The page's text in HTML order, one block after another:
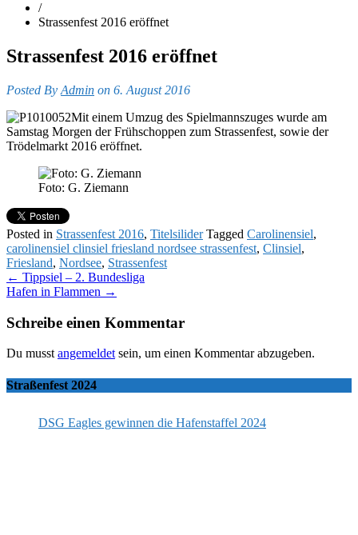
/
Strassenfest 2016 eröffnet
Strassenfest 2016 eröffnet
Posted By Admin on 6. August 2016
Mit einem Umzug des Spielmannszuges wurde am
Samstag Morgen der Frühschoppen zum Strassenfest, sowie der
Trödelmarkt 2016 eröffnet.
Foto: G. Ziemann
Posted in Strassenfest 2016, TitelsiliderTagged Carolinensiel,
carolinensiel clinsiel friesland nordsee strassenfest, Clinsiel,
Friesland, Nordsee, Strassenfest
Post
navigation
← Tippsiel – 2. Bundesliga
Hafen in Flammen →
Schreibe einen Kommentar
Du musst angemeldet sein, um einen Kommentar abzugeben.
Straßenfest 2024
DSG Eagles gewinnen die Hafenstaffel 2024